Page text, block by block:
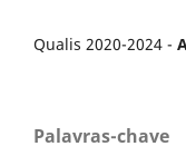
Qualis 2020-2024 -
Palavras-chave